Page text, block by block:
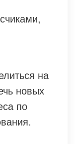
на
новых
по